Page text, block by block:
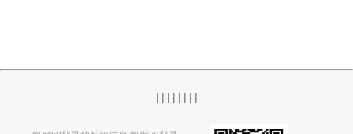
| | | | | | | |